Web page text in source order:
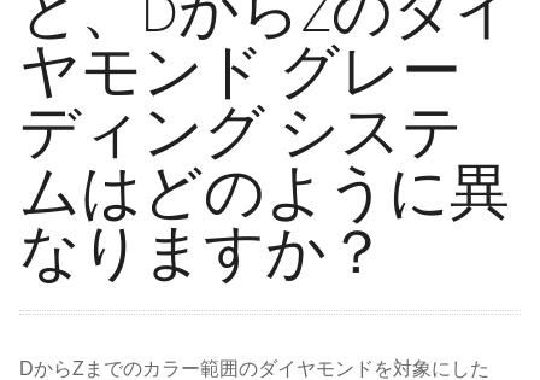
ヤモンド グレー
ディング システ
ムはどのように異
なりますか？
DからZまでのカラー範囲のダイヤモンドを対象にした